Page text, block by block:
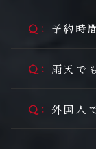
予約時
雨天で
外国人